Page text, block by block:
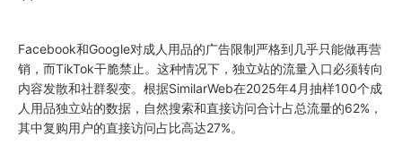
Facebook和Google对成人用品的广告限制严格到几乎只能做再营
销，而TikTok干脆禁止。这种情况下，独立站的流量入口必须转向
内容发散和社群裂变。根据SimilarWeb在2025年4月抽样100个成
人用品独立站的数据，自然搜索和直接访问合计占总流量的62%，
其中复购用户的直接访问占比高达27%。